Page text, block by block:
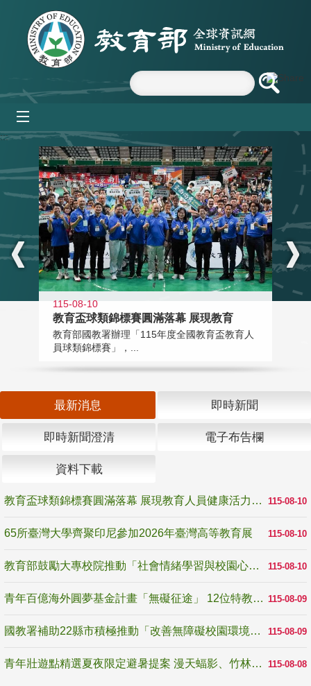
跳到主要內容區塊
:::
115-08-10
教育盃球類錦標賽圓滿落幕 展現教育
教育部國教署辦理「115年度全國教育盃教育人
員球類錦標賽」，...
最新消息 即時新聞
即時新聞澄清 電子布告欄
資料下載
115-08-10
教育盃球類錦標賽圓滿落幕 展現教育人員健康活力與團隊精神
115-08-10
65所臺灣大學齊聚印尼參加2026年臺灣高等教育展
115-08-10
教育部鼓勵大專校院推動「社會情緒學習與校園心理健康促進計畫」 培育校園「心」韌性
115-08-09
青年百億海外圓夢基金計畫「無礙征途」 12位特教與弱勢青年勇闖西班牙 跨越感官限制見證生命蛻變
115-08-09
國教署補助22縣市積極推動「改善無障礙校園環境計畫」 打造友善、安全、無礙學習空間
115-08-08
青年壯遊點精選夏夜限定避暑提案 漫天蝠影、竹林尋蛙、茶香夜觀 邀青年暮色出發